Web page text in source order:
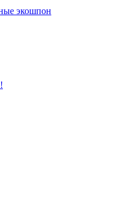
экошпон